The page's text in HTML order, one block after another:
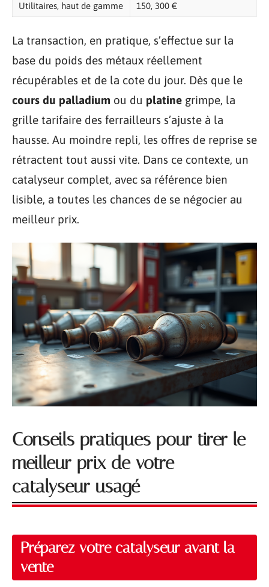
Utilitaires, haut de gamme 150, 300 €
La transaction, en pratique, s’effectue sur la
base du poids des métaux réellement
récupérables et de la cote du jour. Dès que le
cours du palladium ou du platine grimpe, la
grille tarifaire des ferrailleurs s’ajuste à la
hausse. Au moindre repli, les offres de reprise se
rétractent tout aussi vite. Dans ce contexte, un
catalyseur complet, avec sa référence bien
lisible, a toutes les chances de se négocier au
meilleur prix.
Conseils pratiques pour tirer le
meilleur prix de votre
catalyseur usagé
Préparez votre catalyseur avant la
vente